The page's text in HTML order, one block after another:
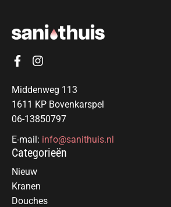
Middenweg 113
1611 KP Bovenkarspel
06-13850797
E-mail: info@sanithuis.nl
Categorieën
Nieuw
Kranen
Douches